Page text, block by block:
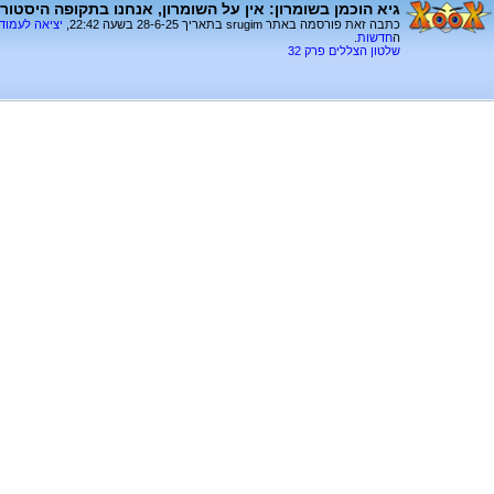
גיא הוכמן בשומרון: אין על השומרון, אנחנו בתקופה
כתבה זאת פורסמה באתר srugim בתאריך 28-6-25 בשעה 22:42, יציאה
החדשות
שלטון הצללים פרק 32